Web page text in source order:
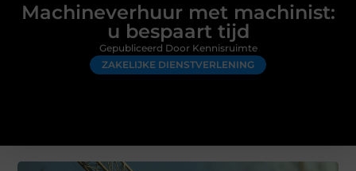
Machineverhuur met machinist:
u bespaart tijd
ZAKELIJKE DIENSTVERLENING
Gepubliceerd Door Kennisruimte